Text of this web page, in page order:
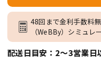
48回まで金利手数料
（WeBBy）シミュレ
配送日目安：2～3営業日